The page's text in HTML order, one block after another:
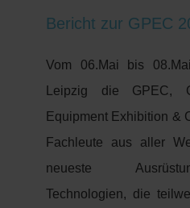
Bericht zur GPEC
Vom 06.Mai bis
Leipzig die GPEC,
Equipment Exhibition &
Fachleute aus aller
neueste
Technologien, die